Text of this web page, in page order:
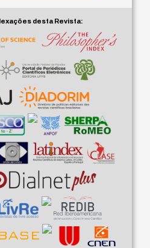
desta Revista: